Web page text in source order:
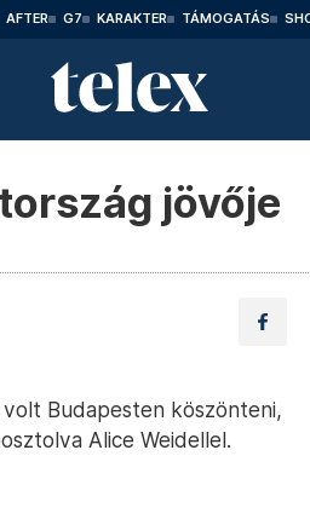
AFTER G7 KARAKTER TÁMOGATÁS
jövője
Budapesten köszönteni,
Alice Weidellel.